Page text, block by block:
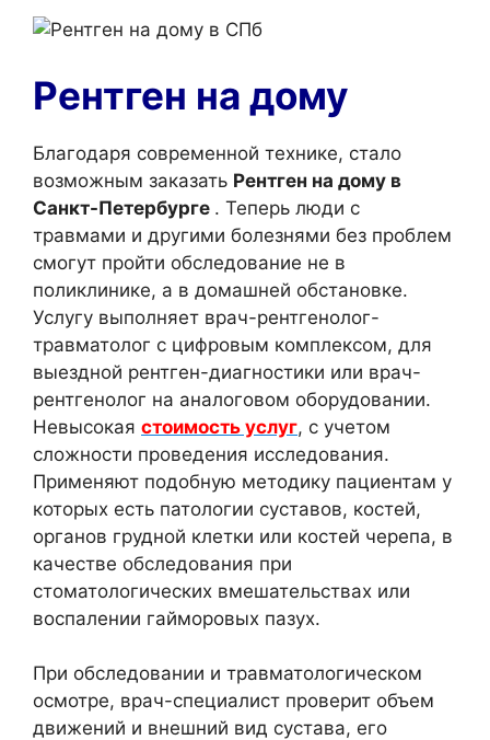
Рентген на дому
Благодаря современной технике, стало
возможным заказать Рентген на дому в
Санкт-Петербурге . Теперь люди с
травмами и другими болезнями без проблем
смогут пройти обследование не в
поликлинике, а в домашней обстановке.
Услугу выполняет врач-рентгенолог-
травматолог с цифровым комплексом, для
выездной рентген-диагностики или врач-
рентгенолог на аналоговом оборудовании.
Невысокая стоимость услуг, с учетом
сложности проведения исследования.
Применяют подобную методику пациентам у
которых есть патологии суставов, костей,
органов грудной клетки или костей черепа, в
качестве обследования при
стоматологических вмешательствах или
воспалении гайморовых пазух.
При обследовании и травматологическом
осмотре, врач-специалист проверит объем
движений и внешний вид сустава, его